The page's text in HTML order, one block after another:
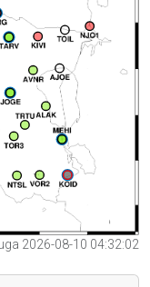
2026-08-10 04:32:02